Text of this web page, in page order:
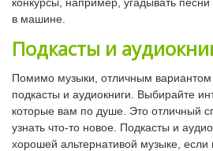
в машине.
Подкасты и
Помимо музыки, отличным вариантом
подкасты и аудиокниги. Выбирайте
которые вам по душе. Это отличный
узнать что-то новое. Подкасты и
хорошей альтернативой музыке, если